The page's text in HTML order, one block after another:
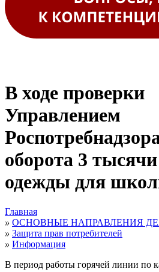
В ходе проверки
Управлением
оборота 3
одежды для
Главная
» ОСНОВНЫЕ НАПРАВЛЕНИЯ
» Защита прав потребителей
» Информация
В период работы горячей линии по